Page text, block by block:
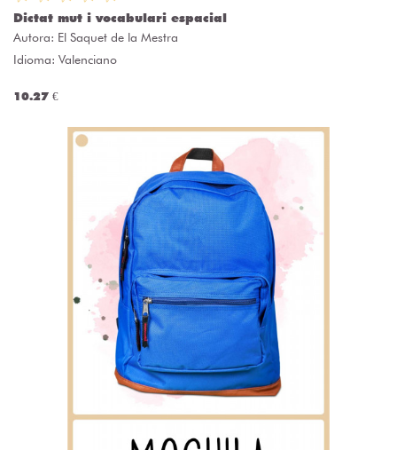
Dictat mut i vocabulari espacial
Autora: El Saquet de la Mestra
Idioma: Valenciano
10.27 €